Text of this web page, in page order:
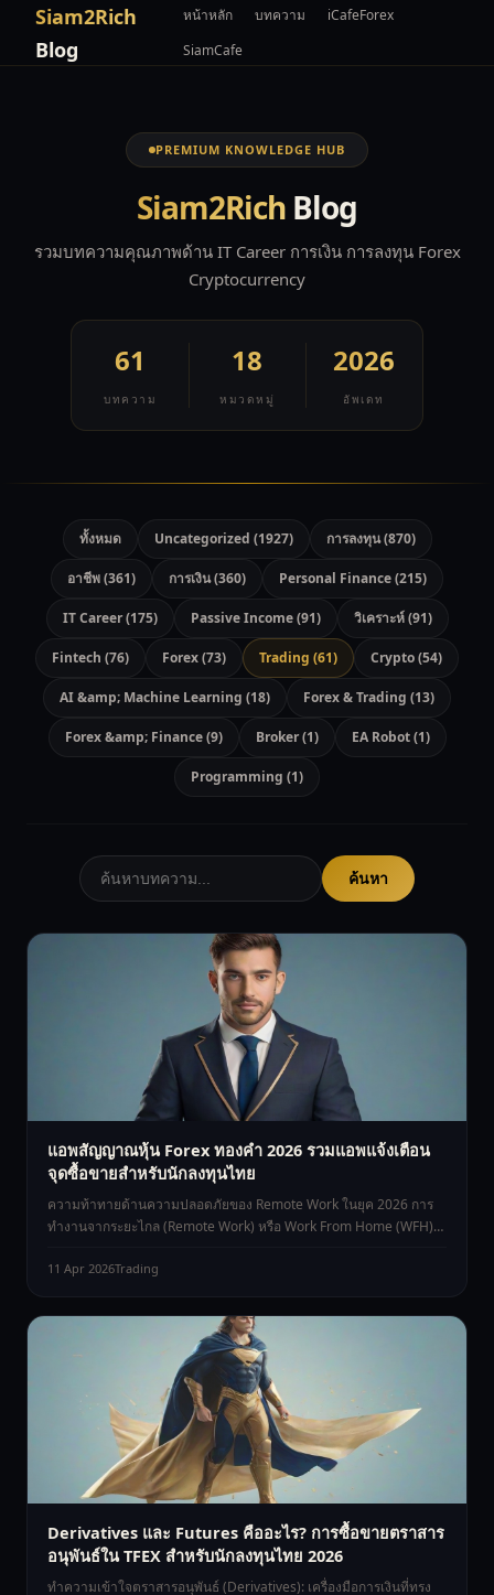
Siam2Rich
Blog
หน้าหลัก บทความ
iCafeForex
SiamCafe
PREMIUM KNOWLEDGE HUB
Siam2Rich Blog
รวมบทความคุณภาพด้าน IT Career การเงิน การลงทุน Forex
Cryptocurrency
61
บทความ
18
หมวดหมู่
2026
อัพเดท
ทั้งหมด Uncategorized (1927) การลงทุน (870)
อาชีพ (361) การเงิน (360) Personal Finance (215)
IT Career (175) Passive Income (91) วิเคราะห์ (91)
Fintech (76) Forex (73) Trading (61) Crypto (54)
AI &amp; Machine Learning (18) Forex & Trading (13)
Forex &amp; Finance (9) Broker (1) EA Robot (1)
Programming (1)
ค้นหา
แอพสัญญาณหุ้น Forex ทองคำ 2026 รวมแอพแจ้งเตือน
จุดซื้อขายสำหรับนักลงทุนไทย
ความท้าทายด้านความปลอดภัยของ Remote Work ในยุค 2026 การ
ทำงานจากระยะไกล (Remote Work) หรือ Work From Home (WFH)
11 Apr 2026Trading
Derivatives และ Futures คืออะไร? การซื้อขายตราสาร
อนุพันธ์ใน TFEX สำหรับนักลงทุนไทย 2026
ทำความเข้าใจตราสารอนุพันธ์ (Derivatives): เครื่องมือการเงินที่ทรง